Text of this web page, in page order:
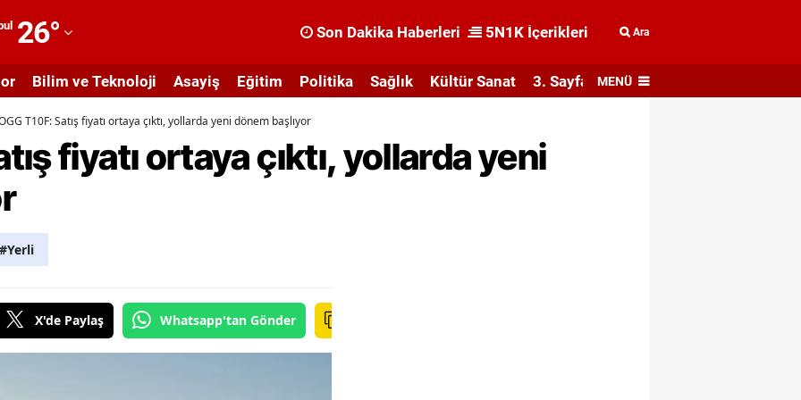
26° Son Dakika Haberleri 5N1K İçerikleri Ara
Bilim ve Teknoloji Asayiş Eğitim Politika Sağlık Kültür Sanat 3. Sayfa MENÜ
T10F: Satış fiyatı ortaya çıktı, yollarda yeni dönem başlıyor
fiyatı ortaya çıktı, yollarda yeni
#Yerli
X'de Paylaş Whatsapp'tan Gönder